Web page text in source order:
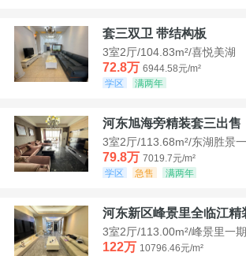
套三双卫 带结构板
3室2厅/104.83m²/喜悦美湖
72.8万 6944.58元/m²
学区
满两年
河东旭海旁精装套三出售
3室2厅/113.68m²/东湖胜景
79.8万 7019.7元/m²
学区
急售 满两年
河东新区峰景里全临江精
3室2厅/113.00m²/峰景里一期
122万 10796.46元/m²